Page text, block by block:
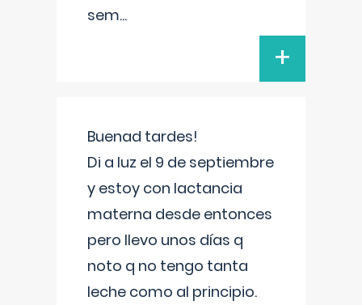
sem...
+
Buenad tardes!
Di a luz el 9 de septiembre
y estoy con lactancia
materna desde entonces
pero llevo unos días q
noto q no tengo tanta
leche como al principio.